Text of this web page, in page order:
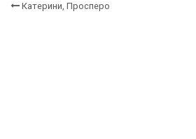
Катерини, Просперо